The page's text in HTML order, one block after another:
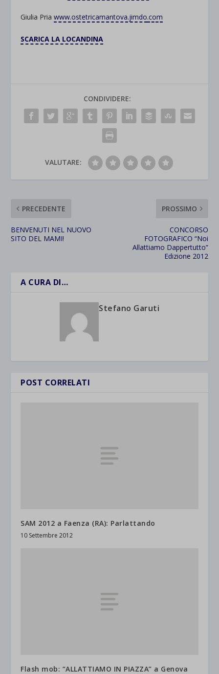
Giulia Priawww.ostetricamantova.jimdo.com
SCARICA LA LOCANDINA
CONDIVIDERE:
VALUTARE:
PRECEDENTE
BENVENUTI NEL NUOVO
SITO DEL MAMI!
PROSSIMO
CONCORSO
FOTOGRAFICO “Noi
Allattiamo Dappertutto”
Edizione 2012
A CURA DI…
Stefano Garuti
POST CORRELATI
SAM 2012 a Faenza (RA): Parlattando
10 Settembre 2012
Flash mob: “ALLATTIAMO IN PIAZZA” a Genova